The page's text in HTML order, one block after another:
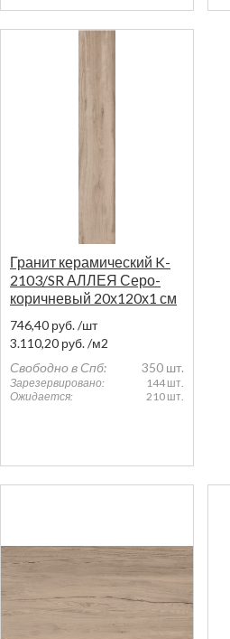
Гранит керамический K-
2103/SR АЛЛЕЯ Серо-
коричневый 20х120х1 см
746,40 руб./шт
3.110,20 руб./м2
Свободно в Спб:
350 шт.
Зарезервировано:
144 шт.
Ожидается:
210 шт.